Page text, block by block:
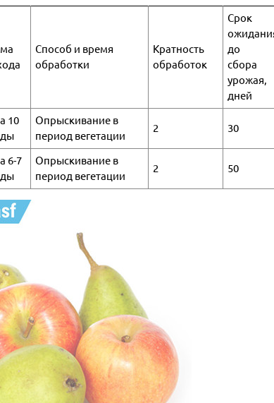
Способ и время
обработки
Кратность
обработок
Срок
до
сбора
урожая,
дней
10
Опрыскивание в
период вегетации
2 30
6-7
Опрыскивание в
период вегетации
2 50